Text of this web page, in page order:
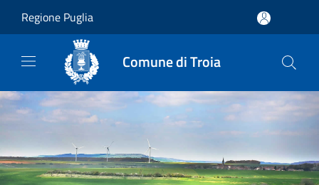
Regione Puglia
Comune di Troia